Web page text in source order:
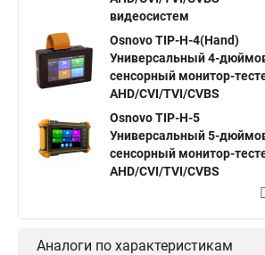
видеосистем
Osnovo TIP-H-4(Hand)
Универсальный 4-
сенсорный монитор-
AHD/CVI/TVI/CVBS
Osnovo TIP-H-5
Универсальный 5-
сенсорный монитор-
AHD/CVI/TVI/CVBS
Аналоги по характеристикам